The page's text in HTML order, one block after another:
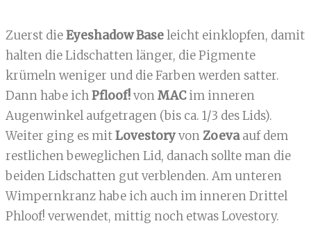
Zuerst dieEyeshadow Baseleicht einklopfen, damit
halten die Lidschatten länger, die Pigmente
krümeln weniger und die Farben werden satter.
Dann habe ichPfloof!vonMACim inneren
Augenwinkel aufgetragen (bis ca. 1/3 des Lids).
Weiter ging es mitLovestoryvonZoevaauf dem
restlichen beweglichen Lid, danach sollte man die
beiden Lidschatten gut verblenden. Am unteren
Wimpernkranz habe ich auch im inneren Drittel
Phloof! verwendet, mittig noch etwas Lovestory.